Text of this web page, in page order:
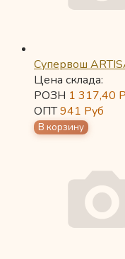
Супервош
Цена склада:
РОЗН 1 317,40
ОПТ941 Руб